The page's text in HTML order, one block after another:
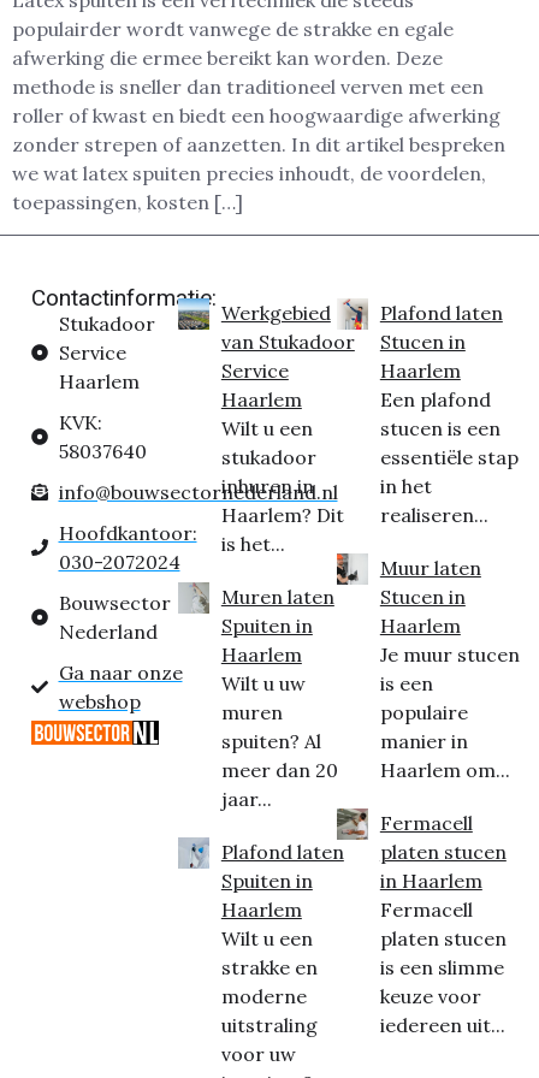
populairder wordt vanwege de strakke en egale
afwerking die ermee bereikt kan worden. Deze
methode is sneller dan traditioneel verven met een
roller of kwast en biedt een hoogwaardige afwerking
zonder strepen of aanzetten. In dit artikel bespreken
we wat latex spuiten precies inhoudt, de voordelen,
toepassingen, kosten […]
Contactinformatie:
Stukadoor
Service
Haarlem
KVK:
58037640
info@bouwsectornederland.nl
Hoofdkantoor:
030-2072024
Bouwsector
Nederland
Ga naar onze
webshop
Werkgebied
van Stukadoor
Service
Haarlem
Wilt u een
stukadoor
inhuren in
Haarlem? Dit
is het...
Muren laten
Spuiten in
Haarlem
Wilt u uw
muren
spuiten? Al
meer dan 20
jaar...
Plafond laten
Spuiten in
Haarlem
Wilt u een
strakke en
moderne
uitstraling
voor uw
Plafond laten
Stucen in
Haarlem
Een plafond
stucen is een
essentiële stap
in het
realiseren...
Muur laten
Stucen in
Haarlem
Je muur stucen
is een
populaire
manier in
Haarlem om...
Fermacell
platen stucen
in Haarlem
Fermacell
platen stucen
is een slimme
keuze voor
iedereen uit...